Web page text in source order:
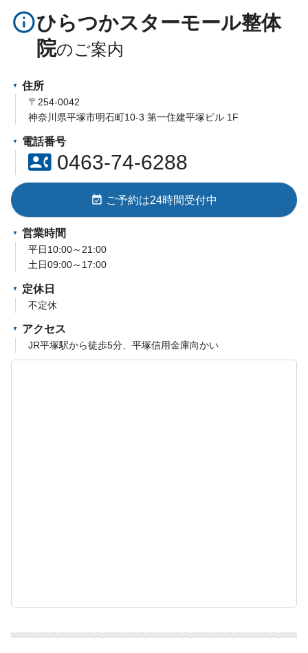
info_outlineひらつかスターモール整体
院
住所
〒254-0042
神奈川県平塚市明石町10-3 第一住建平塚ビル 1F
電話番号
contact_phone0463-74-6288
event_available ご予約は24時間受付中
営業時間
平日10:00～21:00
土日09:00～17:00
定休日
不定休
アクセス
JR平塚駅から徒歩5分、平塚信用金庫向かい